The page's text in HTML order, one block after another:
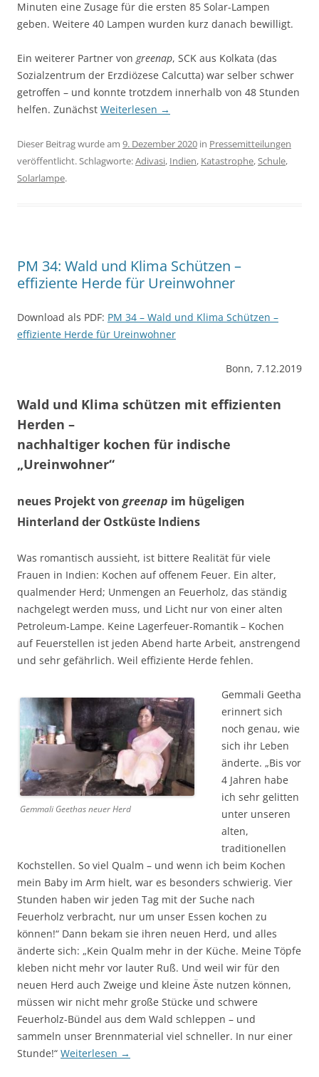
Minuten eine Zusage für die ersten 85 Solar-Lampen
geben. Weitere 40 Lampen wurden kurz danach bewilligt.
Ein weiterer Partner von greenap, SCK aus Kolkata (das
Sozial­zentrum der Erzdiözese Calcutta) war selber schwer
getroffen – und konnte trotzdem innerhalb von 48 Stunden
helfen. Zu­nächst Weiterlesen →
Dieser Beitrag wurde am 9. Dezember 2020 in Pressemitteilungen
veröffentlicht. Schlagworte:Adivasi, Indien, Katastrophe,Schule,
Solarlampe.
PM 34: Wald und Klima Schützen –
effiziente Herde für Ureinwohner
Download als PDF: PM 34 – Wald und Klima Schützen –
effiziente Herde für Ureinwohner
Bonn, 7.12.2019
Wald und Klima schützen mit effizienten
Herden –
nachhaltiger kochen für indische
„Ureinwohner“
neues Projekt von greenap im hügeligen
Hinterland der Ostküste Indiens
Was romantisch aussieht, ist bittere Realität für viele
Frauen in Indien: Kochen auf offenem Feuer. Ein alter,
qualmender Herd; Unmengen an Feuerholz, das ständig
nachgelegt werden muss, und Licht nur von einer alten
Petroleum-Lampe. Keine Lagerfeuer-Romantik – Kochen
auf Feuerstellen ist jeden Abend harte Arbeit, anstrengend
und sehr gefährlich. Weil effiziente Herde fehlen.
Gemmali Geethas neuer Herd
Gemmali Geetha
erinnert sich
noch genau, wie
sich ihr Leben
änderte. „Bis vor
4 Jahren habe
ich sehr gelitten
unter unseren
alten,
traditionellen
Kochstellen. So viel Qualm – und wenn ich beim Kochen
mein Baby im Arm hielt, war es besonders schwierig. Vier
Stunden haben wir jeden Tag mit der Suche nach
Feuerholz verbracht, nur um unser Essen kochen zu
können!“ Dann bekam sie ihren neuen Herd, und alles
änderte sich: „Kein Qualm mehr in der Küche. Meine Töpfe
kleben nicht mehr vor lau­ter Ruß. Und weil wir für den
neuen Herd auch Zweige und kleine Äste nutzen können,
müssen wir nicht mehr große Stücke und schwere
Feuerholz-Bündel aus dem Wald schleppen – und
sammeln unser Brenn­material viel schneller. In nur einer
Stunde!“ Weiterlesen →